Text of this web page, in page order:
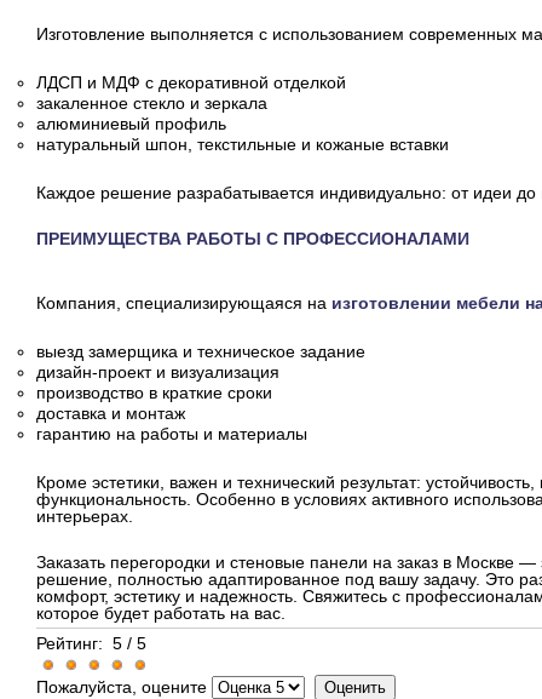
Изготовление выполняется с использованием современных
ЛДСП и МДФ с декоративной отделкой
закаленное стекло и зеркала
алюминиевый профиль
натуральный шпон, текстильные и кожаные вставки
Каждое решение разрабатывается индивидуально: от идеи
ПРЕИМУЩЕСТВА РАБОТЫ С ПРОФЕССИОНАЛАМИ
Компания, специализирующаяся на изготовлении мебели
выезд замерщика и техническое задание
дизайн-проект и визуализация
производство в краткие сроки
доставка и монтаж
гарантию на работы и материалы
Кроме эстетики, важен и технический результат:
функциональность. Особенно в условиях активного
интерьерах.
Заказать перегородки и стеновые панели на заказ в Москве —
решение, полностью адаптированное под вашу задачу. Это
комфорт, эстетику и надежность. Свяжитесь с
которое будет работать на вас.
Рейтинг: 5 / 5
Пожалуйста, оцените